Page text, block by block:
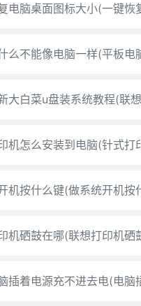
电脑桌面图标大小(一键恢
么不能像电脑一样(平板电
大白菜u盘装系统教程(联
机怎么安装到电脑(针式打
机按什么键(做系统开机按
机硒鼓在哪(联想打印机硒
插着电源充不进去电(电脑